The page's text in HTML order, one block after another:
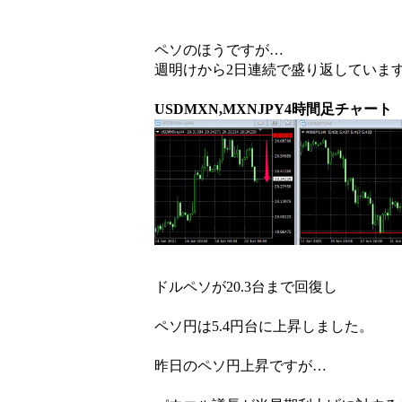
ペソのほうですが…
週明けから2日連続で盛り返していま
USDMXN,MXNJPY4時間足チャート
ドルペソが20.3台まで回復し
ペソ円は5.4円台に上昇しました。
昨日のペソ円上昇ですが…